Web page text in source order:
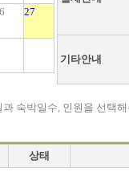
27
기타안내
숙박일수, 인원을 선택
상태